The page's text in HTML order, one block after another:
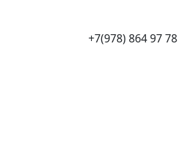
+7(978) 864 97 78